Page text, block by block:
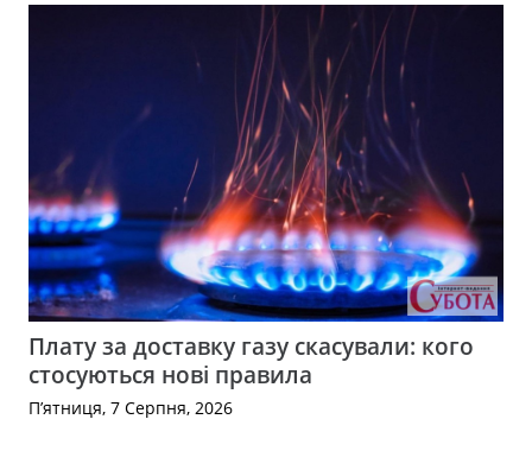
Плату за доставку газу скасували: кого
стосуються нові правила
П’ятниця, 7 Серпня, 2026